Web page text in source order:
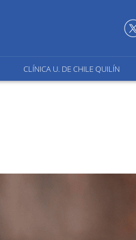
CLÍNICA U. DE CHILE QUILÍN